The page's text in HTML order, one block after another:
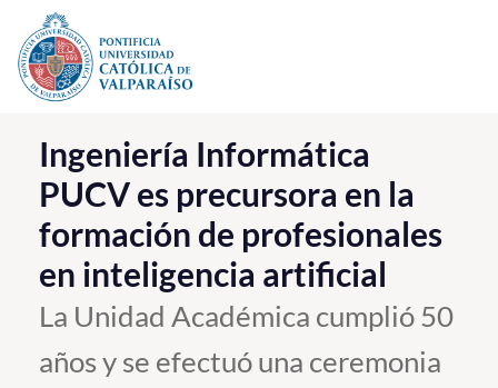
Click acá para ir directamente al contenido
La Universidad
Investigación, Creación e Innovación
PUCV Internacional
Vinculación con el Medio
Admisión
Ingeniería Informática
PUCV es precursora en la
formación de profesionales
en inteligencia artificial
La Unidad Académica cumplió 50
años y se efectuó una ceremonia